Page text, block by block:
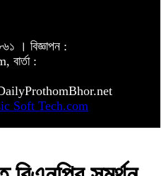
। বিজ্ঞাপন :
:
Soft Tech.com